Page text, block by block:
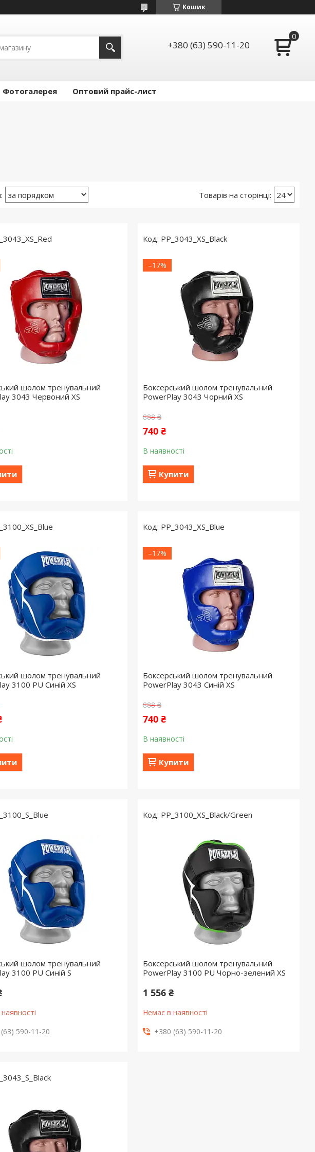
Кошик
+380 (63) 590-11-20
Фотогалерея Оптовий прайс-лист
шолом тренувальний
3043 Червоний XS
PP_3043_XS_Black
–17%
Боксерський шолом тренувальний
PowerPlay 3043 Чорний XS
888 ₴
740 ₴
В наявності
Купити
шолом тренувальний
3100 PU Синій XS
PP_3043_XS_Blue
–17%
Боксерський шолом тренувальний
PowerPlay 3043 Синій XS
888 ₴
740 ₴
В наявності
Купити
шолом тренувальний
3100 PU Синій S
590-11-20
PP_3100_XS_Black/Green
Боксерський шолом тренувальний
PowerPlay 3100 PU Чорно-зелений XS
1 556 ₴
Немає в наявності
+380 (63) 590-11-20